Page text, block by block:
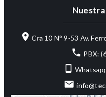
Cra 10 N° 9-53 Av.
PBX: